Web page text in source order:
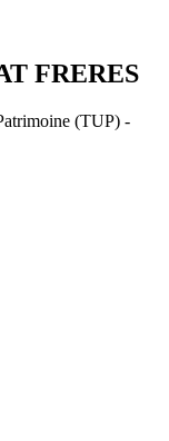
FRERES
(TUP) -